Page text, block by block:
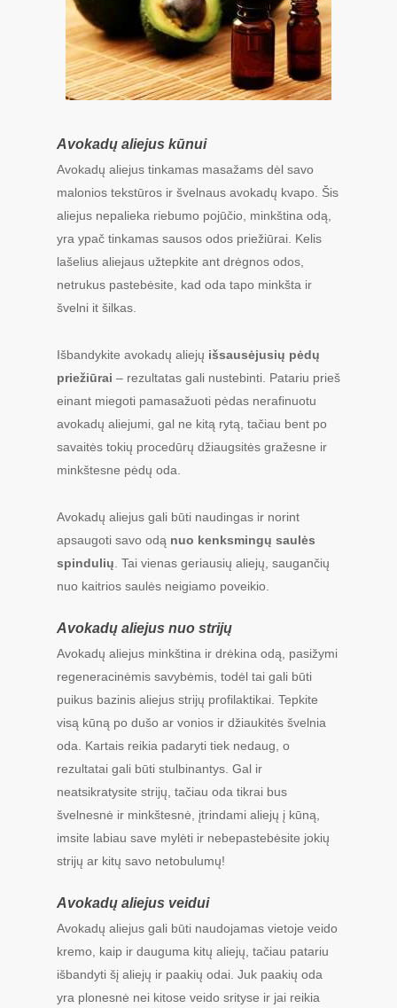
Avokadų aliejus kūnui
Avokadų aliejus tinkamas masažams dėl savo
malonios tekstūros ir švelnaus avokadų kvapo. Šis
aliejus nepalieka riebumo pojūčio, minkština odą,
yra ypač tinkamas sausos odos priežiūrai. Kelis
lašelius aliejaus užtepkite ant drėgnos odos,
netrukus pastebėsite, kad oda tapo minkšta ir
švelni it šilkas.
Išbandykite avokadų aliejų išsausėjusių pėdų
priežiūrai – rezultatas gali nustebinti. Patariu prieš
einant miegoti pamasažuoti pėdas nerafinuotu
avokadų aliejumi, gal ne kitą rytą, tačiau bent po
savaitės tokių procedūrų džiaugsitės gražesne ir
minkštesne pėdų oda.
Avokadų aliejus gali būti naudingas ir norint
apsaugoti savo odą nuo kenksmingų saulės
spindulių . Tai vienas geriausių aliejų, saugančių
nuo kaitrios saulės neigiamo poveikio.
Avokadų aliejus nuo strijų
Avokadų aliejus minkština ir drėkina odą, pasižymi
regeneracinėmis savybėmis, todėl tai gali būti
puikus bazinis aliejus strijų profilaktikai. Tepkite
visą kūną po dušo ar vonios ir džiaukitės švelnia
oda. Kartais reikia padaryti tiek nedaug, o
rezultatai gali būti stulbinantys. Gal ir
neatsikratysite strijų, tačiau oda tikrai bus
švelnesnė ir minkštesnė, įtrindami aliejų į kūną,
imsite labiau save mylėti ir nebepastebėsite jokių
strijų ar kitų savo netobulumų!
Avokadų aliejus veidui
Avokadų aliejus gali būti naudojamas vietoje veido
kremo, kaip ir dauguma kitų aliejų, tačiau patariu
išbandyti šį aliejų ir paakių odai. Juk paakių oda
yra plonesnė nei kitose veido srityse ir jai reikia